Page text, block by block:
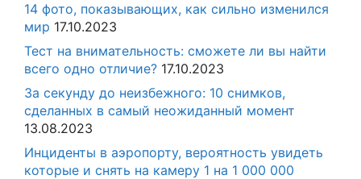
14 фото, показывающих, как сильно изменился
мир 17.10.2023
Тест на внимательность: сможете ли вы найти
всего одно отличие? 17.10.2023
За секунду до неизбежного: 10 снимков,
сделанных в самый неожиданный момент
13.08.2023
Инциденты в аэропорту, вероятность увидеть
которые и снять на камеру 1 на 1 000 000